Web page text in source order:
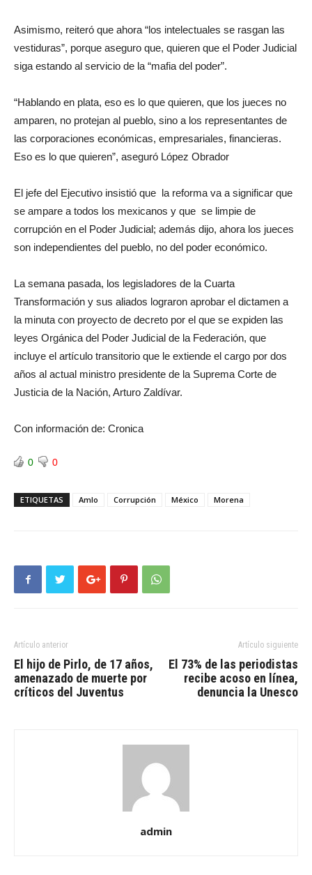
Asimismo, reiteró que ahora “los intelectuales se rasgan las
vestiduras”, porque aseguro que, quieren que el Poder Judicial
siga estando al servicio de la “mafia del poder”.
“Hablando en plata, eso es lo que quieren, que los jueces no
amparen, no protejan al pueblo, sino a los representantes de
las corporaciones económicas, empresariales, financieras.
Eso es lo que quieren”, aseguró López Obrador
El jefe del Ejecutivo insistió que la reforma va a significar que
se ampare a todos los mexicanos y que se limpie de
corrupción en el Poder Judicial; además dijo, ahora los jueces
son independientes del pueblo, no del poder económico.
La semana pasada, los legisladores de la Cuarta
Transformación y sus aliados lograron aprobar el dictamen a
la minuta con proyecto de decreto por el que se expiden las
leyes Orgánica del Poder Judicial de la Federación, que
incluye el artículo transitorio que le extiende el cargo por dos
años al actual ministro presidente de la Suprema Corte de
Justicia de la Nación, Arturo Zaldívar.
Con información de: Cronica
0 0
ETIQUETAS Amlo Corrupción México Morena
Artículo anterior
El hijo de Pirlo, de 17 años,
amenazado de muerte por
críticos del Juventus
Artículo siguiente
El 73% de las periodistas
recibe acoso en línea,
denuncia la Unesco
admin